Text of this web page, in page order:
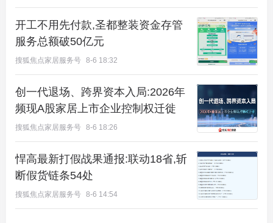
开工不用先付款,圣都整装资金存管
服务总额破50亿元
搜狐焦点家居服务号 8-6 18:32
创一代退场、跨界资本入局:2026年
频现A股家居上市企业控制权迁徙
搜狐焦点家居服务号 8-6 18:26
悍高最新打假战果通报:联动18省,斩
断假货链条54处
搜狐焦点家居服务号 8-6 14:54